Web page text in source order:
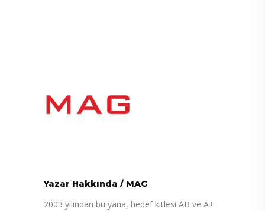
Yazar Hakkında / MAG
2003 yılından bu yana, hedef kitlesi AB ve A+